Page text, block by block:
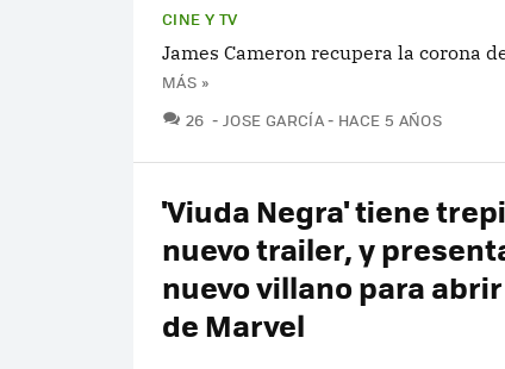
CINE Y TV
James Cameron recupera la corona
MÁS »
26 COMENTARIOS
JOSE GARCÍA HACE 5 AÑOS
'Viuda Negra' tiene
nuevo trailer, y
nuevo villano para abrir
de Marvel